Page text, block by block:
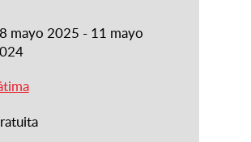
mayo 2025 - 11 mayo